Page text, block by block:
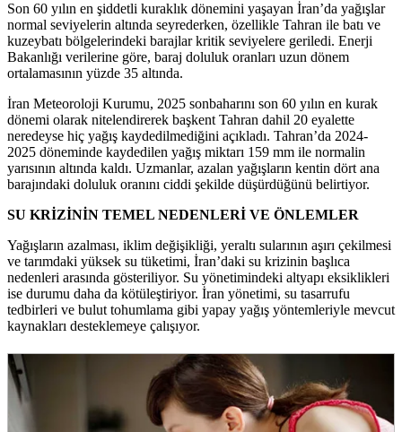
Son 60 yılın en şiddetli kuraklık dönemini yaşayan İran’da yağışlar
normal seviyelerin altında seyrederken, özellikle Tahran ile batı ve
kuzeybatı bölgelerindeki barajlar kritik seviyelere geriledi. Enerji
Bakanlığı verilerine göre, baraj doluluk oranları uzun dönem
ortalamasının yüzde 35 altında.
İran Meteoroloji Kurumu, 2025 sonbaharını son 60 yılın en kurak
dönemi olarak nitelendirerek başkent Tahran dahil 20 eyalette
neredeyse hiç yağış kaydedilmediğini açıkladı. Tahran’da 2024-
2025 döneminde kaydedilen yağış miktarı 159 mm ile normalin
yarısının altında kaldı. Uzmanlar, azalan yağışların kentin dört ana
barajındaki doluluk oranını ciddi şekilde düşürdüğünü belirtiyor.
SU KRİZİNİN TEMEL NEDENLERİ VE ÖNLEMLER
Yağışların azalması, iklim değişikliği, yeraltı sularının aşırı çekilmesi
ve tarımdaki yüksek su tüketimi, İran’daki su krizinin başlıca
nedenleri arasında gösteriliyor. Su yönetimindeki altyapı eksiklikleri
ise durumu daha da kötüleştiriyor. İran yönetimi, su tasarrufu
tedbirleri ve bulut tohumlama gibi yapay yağış yöntemleriyle mevcut
kaynakları desteklemeye çalışıyor.